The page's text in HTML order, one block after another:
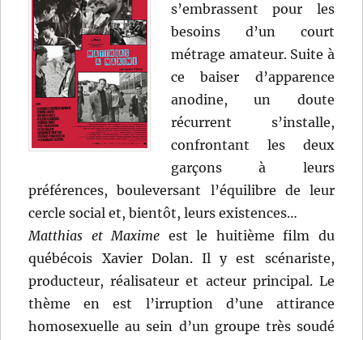
s’embrassent pour les
besoins d’un court
métrage amateur. Suite à
ce baiser d’apparence
anodine, un doute
récurrent s’installe,
confrontant les deux
garçons à leurs
préférences, bouleversant l’équilibre de leur
cercle social et, bientôt, leurs existences…
Matthias et Maxime est le huitième film du
québécois Xavier Dolan. Il y est scénariste,
producteur, réalisateur et acteur principal. Le
thème en est l’irruption d’une attirance
homosexuelle au sein d’un groupe très soudé